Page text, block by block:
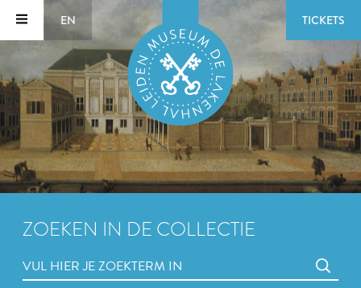
EN TICKETS
ZOEKEN IN DE COLLECTIE